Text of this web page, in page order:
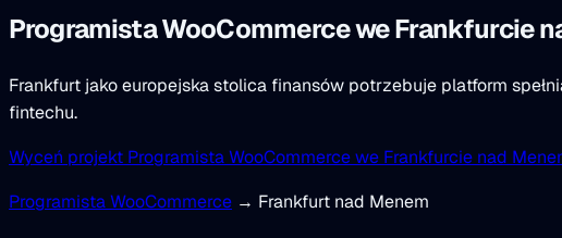
Programista WooCommercewe Frankfurcie
Frankfurt jako europejska stolica finansów potrzebuje platform
fintechu.
Wyceń projekt Programista WooCommerce we Frankfurcie nad
Programista WooCommerce → Frankfurt nad Menem